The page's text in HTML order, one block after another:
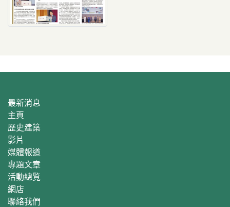
最新消息
主頁
歷史建築
影片
媒體報道
專題文章
活動總覧
網店
聯絡我們